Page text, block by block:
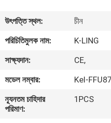
আমাদের
সম্বন্ধে
কারখানা
পরিদর্শন
উৎপত্তি স্থল:
চীন
পরিচিতিমুলক নাম:
K-LING
সাক্ষ্যদান:
CE,
মডেল নম্বার:
Kel-
ন্যূনতম চাহিদার
পরিমাণ:
1PCS